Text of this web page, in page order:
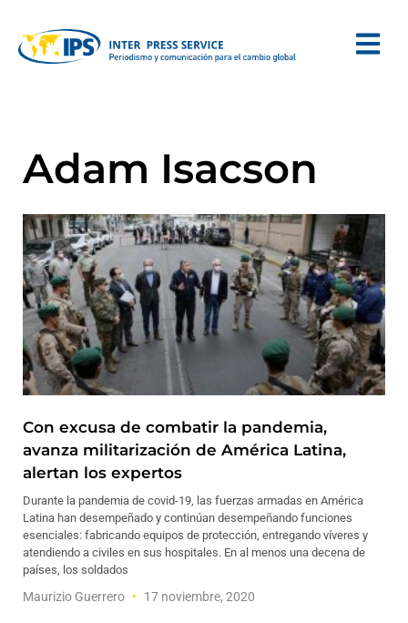
Adam Isacson
Con excusa de combatir la pandemia,
avanza militarización de América Latina,
alertan los expertos
Durante la pandemia de covid-19, las fuerzas armadas en América
Latina han desempeñado y continúan desempeñando funciones
esenciales: fabricando equipos de protección, entregando víveres y
atendiendo a civiles en sus hospitales. En al menos una decena de
países, los soldados
Maurizio Guerrero 17 noviembre, 2020